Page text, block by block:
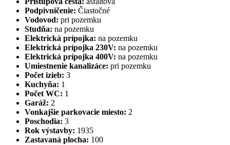
Podpivničenie: Čiastočné
Vodovod: pri pozemku
Studňa: na pozemku
Elektrická prípojka: na pozemku
Elektrická prípojka 230V: na pozemku
Elektrická prípojka 400V: na pozemku
Umiestnenie kanalizáce: pri pozemku
Počet izieb: 3
Kuchyňa: 1
Počet WC: 1
Garáž: 2
Vonkajšie parkovacie miesto: 2
Poschodia: 3
Rok výstavby: 1935
Zastavaná plocha: 100